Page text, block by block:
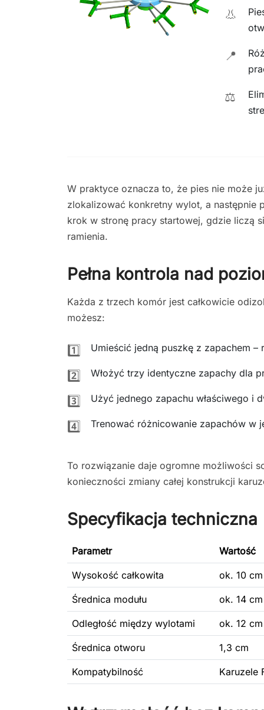
👃
📍
⚖️
W praktyce oznacza to, że pies nie może
zlokalizować konkretny wylot, a następnie
krok w stronę pracy startowej, gdzie liczą
ramienia.
Pełna kontrola nad
Każda z trzech komór jest całkowicie
możesz:
1️⃣ Umieścić jedną puszkę z zapachem –
2️⃣ Włożyć trzy identyczne zapachy dla
3️⃣ Użyć jednego zapachu właściwego i
4️⃣ Trenować różnicowanie zapachów w
To rozwiązanie daje ogromne możliwości
konieczności zmiany całej konstrukcji
Specyfikacja techniczna
Parametr Wartość
Wysokość całkowita ok. 10 cm
Średnica modułu ok. 14 cm
Odległość między wylotami ok. 12 cm
Średnica otworu 1,3 cm
Kompatybilność Karuzele